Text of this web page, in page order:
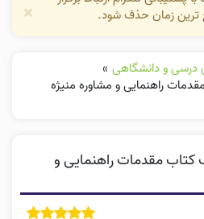
ترین زمان حذف شود.
×
درسی و دانشگاهی »
راهنمایی و مشاوره منیژه
کتاب مقدمات راهنمایی و